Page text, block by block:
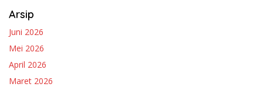
Arsip
Juni 2026
Mei 2026
April 2026
Maret 2026